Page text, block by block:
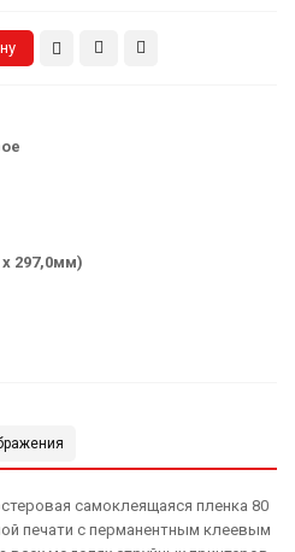
297,0мм)
самоклеящаяся пленка 80
печати с перманентным клеевым